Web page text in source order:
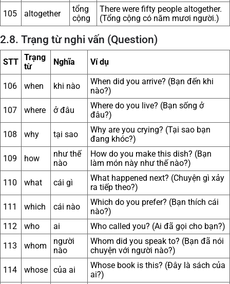
105
altogether
tổng
cộng
There were fifty people altogether.
(Tổng cộng có năm mươi người.)
2.8. Trạng từ nghi vấn (Question)
STT Trạng
từ
Nghĩa Ví dụ
106 when khi nào
When did you arrive? (Bạn đến khi
nào?)
107
where ở đâu
Where do you live? (Bạn sống ở
đâu?)
108
why tại sao
Why are you crying? (Tại sao bạn
đang khóc?)
109
how
như thế
nào
How do you make this dish? (Bạn
làm món này như thế nào?)
110
what cái gì
What happened next? (Chuyện gì xảy
ra tiếp theo?)
111
which cái nào
Which do you prefer? (Bạn thích cái
nào?)
112
who ai
Who called you? (Ai đã gọi cho bạn?)
113
whom
người
nào
Whom did you speak to? (Bạn đã nói
chuyện với người nào?)
114
whose của ai
Whose book is this? (Đây là sách của
ai?)